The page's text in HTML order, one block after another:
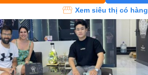
Xem siêu thị có hàng